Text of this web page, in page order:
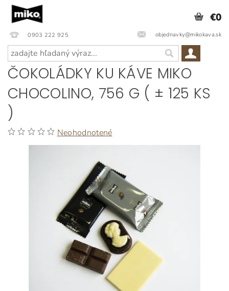
0903 222 925 objednavky@mikokava.sk
€0
ČOKOLÁDKY KU KÁVE MIKO
CHOCOLINO, 756 G ( ± 125 KS
)
Neohodnotené